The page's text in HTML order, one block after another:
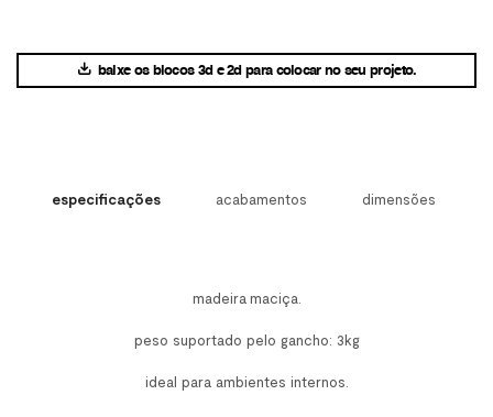
baixe os blocos 3d e 2d para colocar no seu projeto.
especificações acabamentos dimensões
madeira maciça.
peso suportado pelo gancho: 3kg
ideal para ambientes internos.